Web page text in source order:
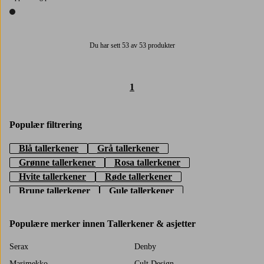
1 farge
Du har sett 53 av 53 produkter
1
Populær filtrering
Blå tallerkener
Grå tallerkener
Grønne tallerkener
Rosa tallerkener
Hvite tallerkener
Røde tallerkener
Brune tallerkener
Gule tallerkener
Populære merker innen Tallerkener & asjetter
Serax
Denby